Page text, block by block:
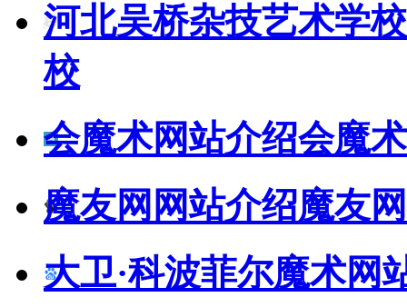
河北吴桥杂技艺术学
校
会魔术网站介绍会魔术
魔友网网站介绍魔友网
大卫·科波菲尔魔术网